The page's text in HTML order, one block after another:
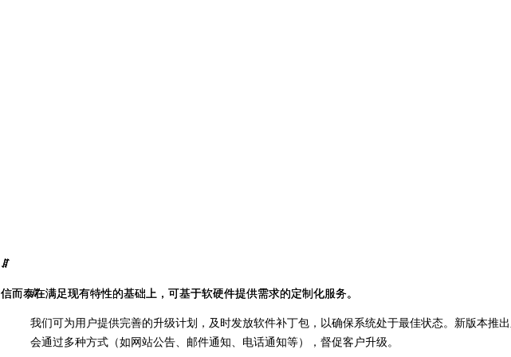
ꁲ
信而泰在满足现有特性的基础上，可基于软硬件提供需求的定制化服务。
ꁲ
信而泰在满足现有特性的基础上，可基于软硬件提供需求的定制化服务。
ꁲ
我们可为用户提供完善的升级计划，及时发放软件补丁包，以确保系统处于最佳状态。新版本推
会通过多种方式（如网站公告、邮件通知、电话通知等），督促客户升级。